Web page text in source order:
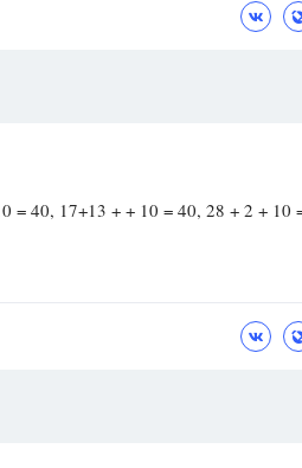
= 40, 17+13 + + 10 = 40, 28 + 2 + 10